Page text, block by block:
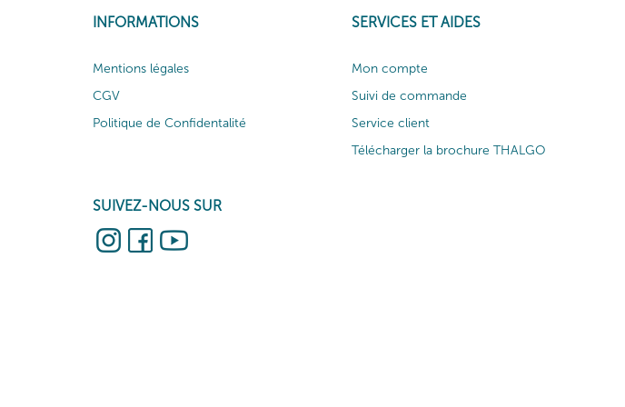
INFORMATIONS
Mentions légales
CGV
Politique de Confidentalité
SUIVEZ-NOUS SUR
SERVICES ET AIDES
Mon compte
Suivi de commande
Service client
Télécharger la brochure THALGO